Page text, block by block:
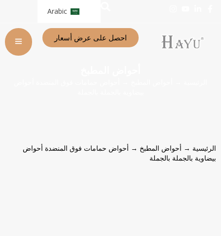
Arabic
احصل على عرض أسعار
الرئيسية → أحواض المطبخ → أحواض حمامات فوق المنضدة أحواض
بيضاوية بالجملة بالجملة